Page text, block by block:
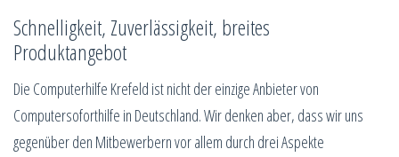
Schnelligkeit, Zuverlässigkeit, breites
Produktangebot
Die Computerhilfe Krefeld ist nicht der einzige Anbieter von
Computersoforthilfe in Deutschland. Wir denken aber, dass wir uns
gegenüber den Mitbewerbern vor allem durch drei Aspekte